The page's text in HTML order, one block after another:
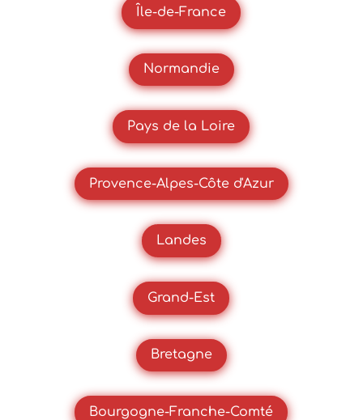
Île-de-France
Normandie
Pays de la Loire
Provence-Alpes-Côte d'Azur
Landes
Grand-Est
Bretagne
Bourgogne-Franche-Comté